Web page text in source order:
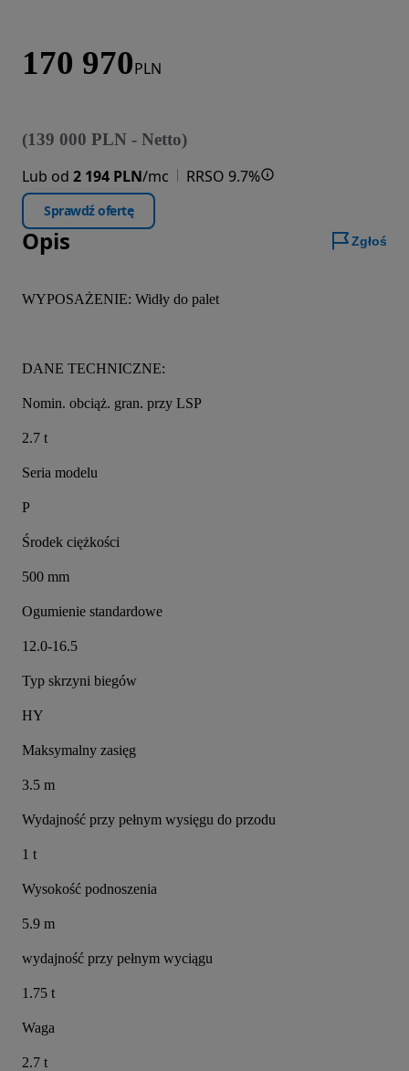
170 970PLN
(139 000 PLN - Netto)
Lub od 2 194 PLN/mc RRSO 9.7%
Sprawdź ofertę
Opis Zgłoś
WYPOSAŻENIE: Widły do palet
DANE TECHNICZNE:
Nomin. obciąż. gran. przy LSP
2.7 t
Seria modelu
P
Środek ciężkości
500 mm
Ogumienie standardowe
12.0-16.5
Typ skrzyni biegów
HY
Maksymalny zasięg
3.5 m
Wydajność przy pełnym wysięgu do przodu
1 t
Wysokość podnoszenia
5.9 m
wydajność przy pełnym wyciągu
1.75 t
Waga
2.7 t